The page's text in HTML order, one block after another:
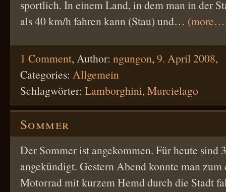
sportlich. In einem Land, in dem man in der
als 40 km/h fahren kann (Stau) und…
1 Comment, Author: ngungon, 9. April 2008,
Categories: Allgemein
Schlagwörter: Lamborghini, Murcielago
Sommer
Der Sommer ist angekommen. Für heute sind
angekündigt. Gestern Abend konnte man
Motorrad mit kurzem Hemd durch die Stadt